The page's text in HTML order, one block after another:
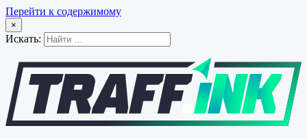
Перейти к содержимому
×
Искать: